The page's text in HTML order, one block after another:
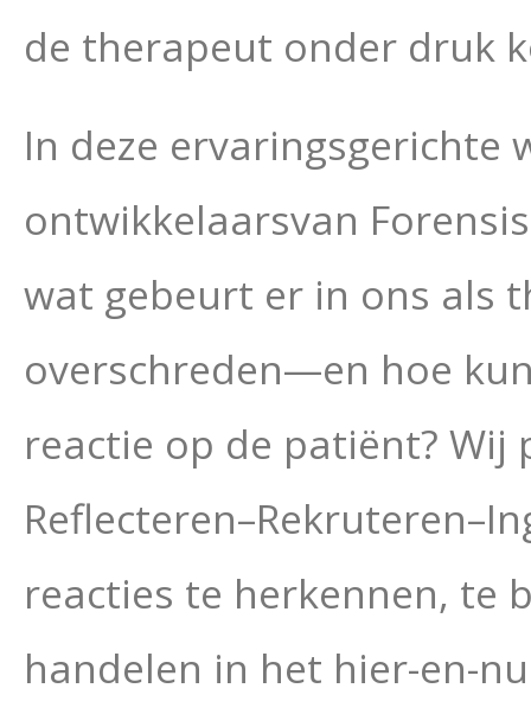
de therapeut onder druk
In deze ervaringsgerichte
ontwikkelaarsvan
wat gebeurt er in ons als
overschreden—en hoe
reactie op de patiënt? Wij
reacties te herkennen, te
handelen in het hier-en-